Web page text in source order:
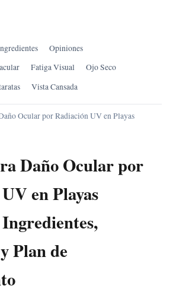
Opiniones
Fatiga Visual
Ojo Seco
Vista Cansada
Ocular por Radiación UV en Playas
Daño Ocular por
en Playas
Plan de